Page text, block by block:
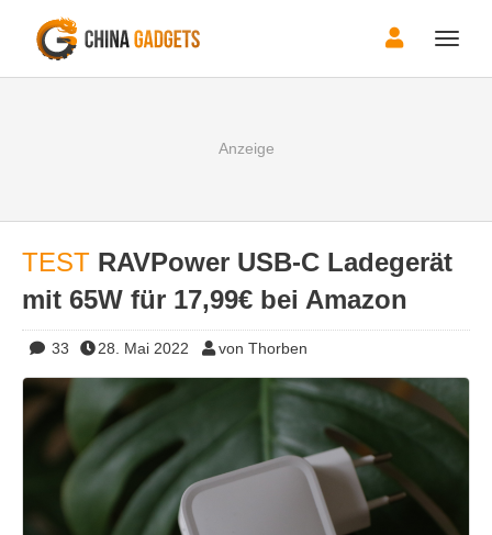
Toggle
TEST RAVPower USB-C Ladegerät
mit 65W für 17,99€ bei Amazon
33 28. Mai 2022 von Thorben